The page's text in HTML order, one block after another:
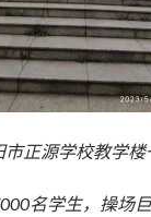
市正源学校教学楼
名学生，操场巨